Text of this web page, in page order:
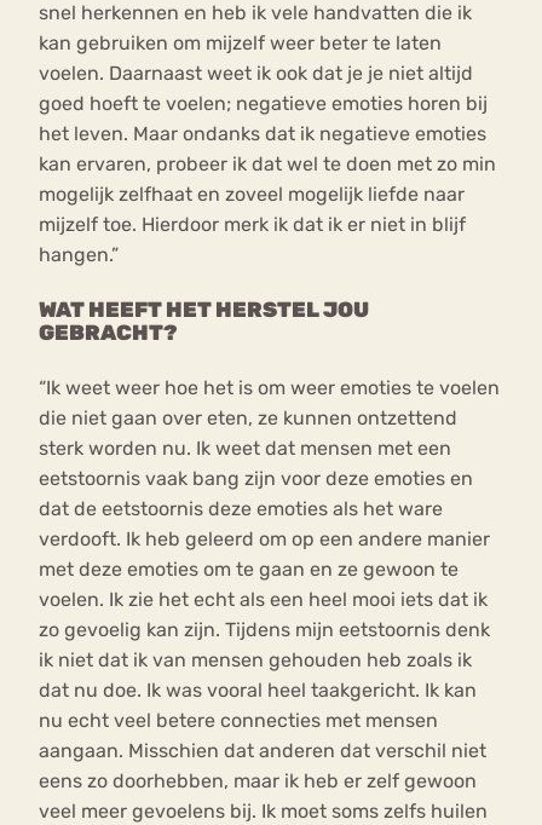
snel herkennen en heb ik vele handvatten die ik
kan gebruiken om mijzelf weer beter te laten
voelen. Daarnaast weet ik ook dat je je niet altijd
goed hoeft te voelen; negatieve emoties horen bij
het leven. Maar ondanks dat ik negatieve emoties
kan ervaren, probeer ik dat wel te doen met zo min
mogelijk zelfhaat en zoveel mogelijk liefde naar
mijzelf toe. Hierdoor merk ik dat ik er niet in blijf
hangen.”
WAT HEEFT HET HERSTEL JOU
GEBRACHT?
“Ik weet weer hoe het is om weer emoties te voelen
die niet gaan over eten, ze kunnen ontzettend
sterk worden nu. Ik weet dat mensen met een
eetstoornis vaak bang zijn voor deze emoties en
dat de eetstoornis deze emoties als het ware
verdooft. Ik heb geleerd om op een andere manier
met deze emoties om te gaan en ze gewoon te
voelen. Ik zie het echt als een heel mooi iets dat ik
zo gevoelig kan zijn. Tijdens mijn eetstoornis denk
ik niet dat ik van mensen gehouden heb zoals ik
dat nu doe. Ik was vooral heel taakgericht. Ik kan
nu echt veel betere connecties met mensen
aangaan. Misschien dat anderen dat verschil niet
eens zo doorhebben, maar ik heb er zelf gewoon
veel meer gevoelens bij. Ik moet soms zelfs huilen